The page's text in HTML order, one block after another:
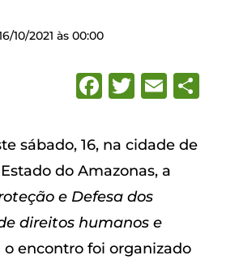
10/2021 às 00:00
Facebook
Twitter
sábado, 16, na cidade de
do Amazonas, a
e Defesa dos
direitos humanos e
o encontro foi organizado